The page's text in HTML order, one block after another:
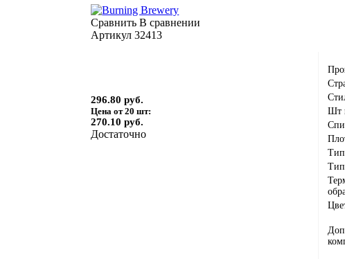
Сравнить В сравнении
Артикул 32413
296.80 руб.
Цена от 20 шт:
270.10 руб.
Достаточно
Шт
Тип